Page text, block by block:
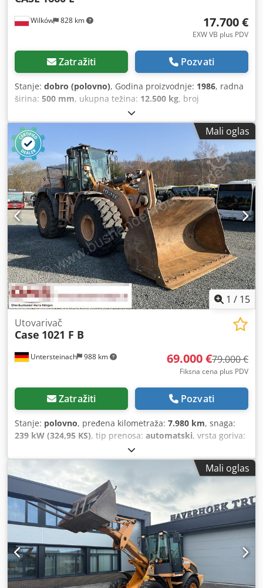
Wilków 828 km 17.700 €
EXW VB plus PDV
Zatražiti Pozvati
Stanje: dobro (polovno), Godina proizvodnje: 1986, radna
širina: 500 mm, ukupna težina: 12.500 kg, broj
, CASE IH 1660 aksijalni protok marka
: Case IH model: 1660 Godina : 1987 Radno vreme: 3.300 h
Širina sekcije: 5.00 m Dkedsvr Dxpopfx Ag Ner Oprema
raznih tipova: sjeckalica za slamu, rasipač slame
Mali oglas
1 / 15
Untersteinach 988 km
Utovarivač
Case 1021 F B
69.000 €79.000 €
Fiksna cena plus PDV
Zatražiti Pozvati
Stanje: polovno, pređena kilometraža: 7.980 km, snaga:
239 kW (324,95 KS), tip prenosa: automatski, vrsta goriva:
, prva registracija:
proizvodnje:2013, Oprema:klima uređaj, = Dodatne opcije
i oprema = - Klima uređaj - Radio - Servo upravljač -
Sunčana klapna = Napomene = +++Težina: 24.000 kg
Km/h+++ +++4x4+++ +++Gume 26,5xR25 90%+++ +++Radna
svetla+++ +++Amortizer vibracija+++ +++Diferencijalna
blokada prednje osovine+++ +++Kašika 3,6 m³+++
+++Vaga+++ - Opšte: - Motor: Case - Menjač: Automatski -
Ukupan broj sedišta: 1 - Bezbednost: - Kamera za vožnju
unazad - Kabina: - Klima uređaj - Ventilacija sa mlaznicama
- Eksterijer: - Servo upravljač - Sunčana vizir - Vozačeva
vrata - Audio, komunikacija, elektronika: - Radio - Ostalo:
Mali oglas